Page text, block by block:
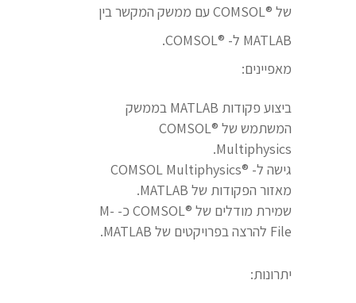
של ®COMSOL עם ממשק המקשר בין
MATLAB ל- ®COMSOL.
מאפיינים:
ביצוע פקודות MATLAB בממשק
המשתמש של ®COMSOL
Multiphysics.
גישה ל- ®COMSOL Multiphysics
מאזור הפקודות של MATLAB.
שמירת מודלים של ®COMSOL כ- M-
File להרצה בפרויקטים של MATLAB.
יתרונות: